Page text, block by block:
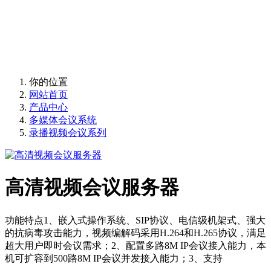
你的位置
网站首页
产品中心
多媒体会议系统
录播视频会议系列
高清视频会议服务器
功能特点1、嵌入式操作系统、SIP协议、电信级机架式、强大
的抗病毒攻击能力，视频编解码采用H.264和H.265协议，满足
超大用户即时会议需求；2、配置多路8M IP会议接入能力，本
机可扩容到500路8M IP会议并发接入能力；3、支持